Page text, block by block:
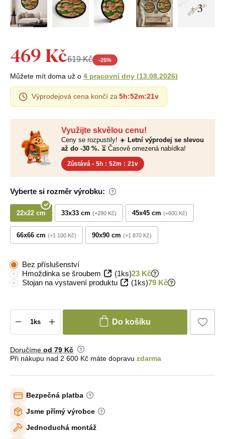
+ 3
Využijte skvělou cenu!
Ceny se rozpustily! ☀️ Letní výprodej se slevou
až do -30 %. ⏳ Časově omezená nabídka!
Zůstává - 5h : 52m : 20v
Vyberte si rozměr výrobku:
22x22 cm 33x33 cm +280 Kč 45x45 cm +600 Kč
66x66 cm +1 100 Kč 90x90 cm +1 870 Kč
469 Kč619 Kč -25%
Můžete mít doma už o 4 pracovní dny (13.08.2026)
Výprodejová cena končí za 5h:52m:20v
Bez příslušenství
Hmoždinka se šroubem
(1ks)23 Kč
Stojan na vystavení produktu
(1ks)79 Kč
Do košíku
Doručíme od 79 Kč
Při nákupu nad 2 600 Kč máte dopravu zdarma
Bezpečná platba
Jsme přímý výrobce
Jednoduchá montáž